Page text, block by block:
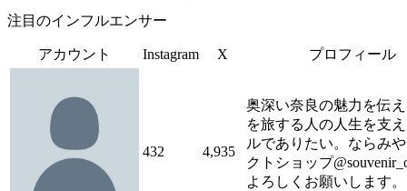
注目のインフルエンサー
アカウント Instagram X プロフィール
432 4,935
奥深い奈良の魅力を伝
を旅する人の人生を支
ルでありたい。ならみ
クトショップ
よろしくお願いします。